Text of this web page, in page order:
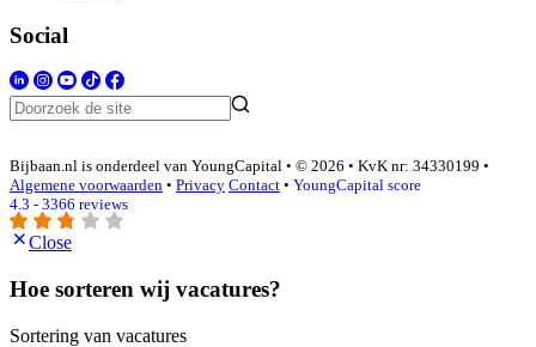
Social
Bijbaan.nl is onderdeel van YoungCapital • © 2026 • KvK nr: 34330199 •
Algemene voorwaarden • Privacy Contact • YoungCapital score
4.3 - 3366 reviews
Close
Hoe sorteren wij vacatures?
Sortering van vacatures